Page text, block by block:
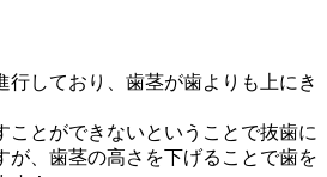
行しており、歯茎が歯よりも上にき
ことができないということで抜歯に
が、歯茎の高さを下げることで歯を